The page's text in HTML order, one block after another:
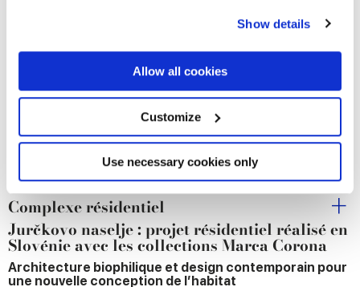
If you allow, we would also like to:
Collect information about your geographical
location which can be accurate to within several
Identify your device by actively scanning it for
specific characteristics (fingerprinting)
Find out more about how your personal data is processed
and set your preferences in thedetails section.
We use cookies to personalise content and ads, to
provide social media features and to analyse our traffic.
We also share information about your use of our site with
our social media, advertising and analytics partners who
Show details
Allow all cookies
Customize
Use necessary cookies only
Projets
Complexe résidentiel
Jurčkovo naselje : projet résidentiel réalisé en
Slovénie avec les collections Marca Corona
Architecture biophilique et design contemporain pour
une nouvelle conception de l’habitat